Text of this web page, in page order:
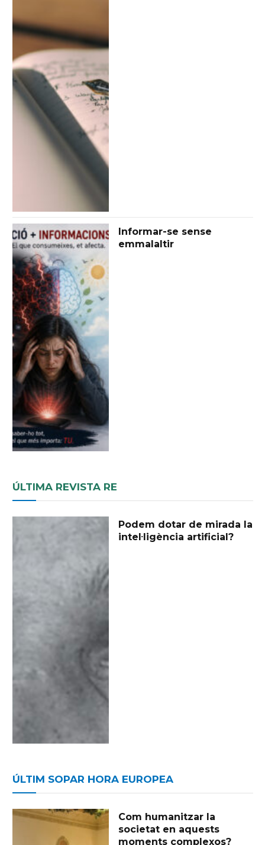
Informar-se sense
emmalaltir
ÚLTIMA REVISTA RE
Podem dotar de mirada la
intel·ligència artificial?
ÚLTIM SOPAR HORA EUROPEA
Com humanitzar la
societat en aquests
moments complexos?